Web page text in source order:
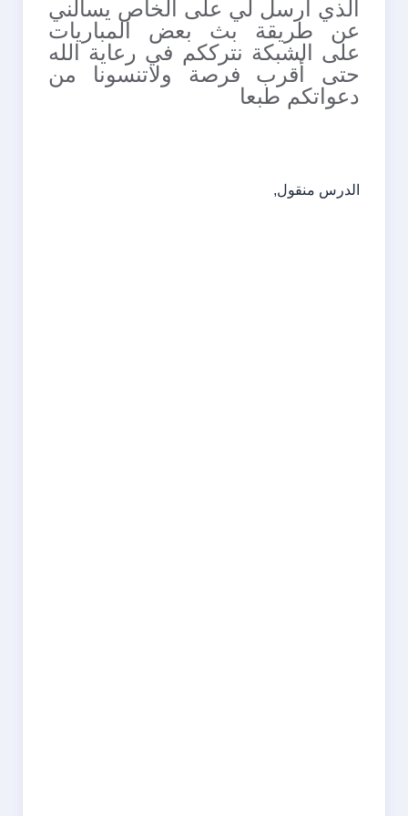
الذي أرسل لي على الخاص يسألني
عن طريقة بث بعض المباريات
على الشبكة نترككم في رعاية الله
حتى أقرب فرصة ولاتنسونا من
دعواتكم طبعا
الدرس منقول,